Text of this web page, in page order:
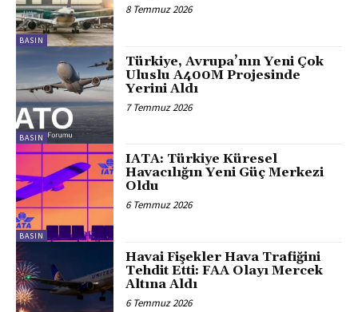
BASIN
8 Temmuz 2026
BASIN
Türkiye, Avrupa’nın Yeni Çok
Uluslu A400M Projesinde
Yerini Aldı
7 Temmuz 2026
BASIN
IATA: Türkiye Küresel
Havacılığın Yeni Güç Merkezi
Oldu
6 Temmuz 2026
Havai Fişekler Hava Trafiğini
Tehdit Etti: FAA Olayı Mercek
Altına Aldı
6 Temmuz 2026